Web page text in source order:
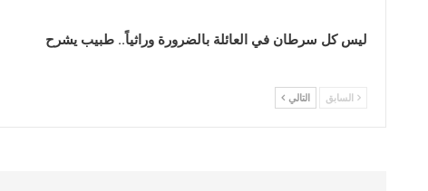
ليس كل سرطان في العائلة بالضرورة وراثياً.. طبيب يشرح
السابق التالي